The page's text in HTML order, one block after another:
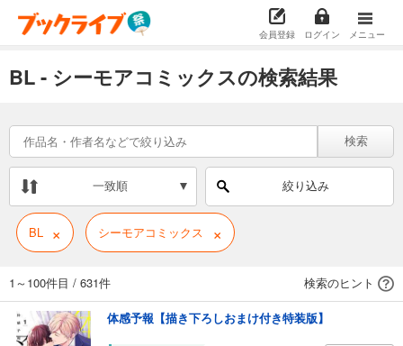
会員登録 ログイン メニュー
BL - シーモアコミックスの検索結果
検索
一致順 絞り込み
BL × シーモアコミックス ×
1～100件目 / 631件 検索のヒント
体感予報【描き下ろしおまけ付き特装版】